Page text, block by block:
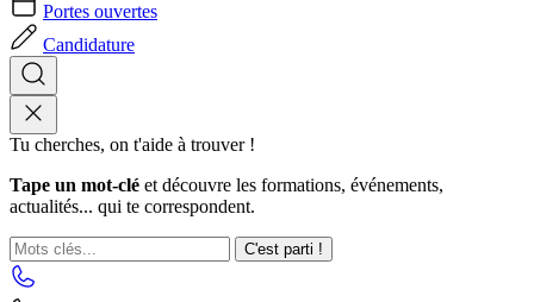
Portes ouvertes
Candidature
Tu cherches, on t'aide à trouver !
Tape un mot-clé et découvre les formations, événements,
actualités... qui te correspondent.
C'est parti !